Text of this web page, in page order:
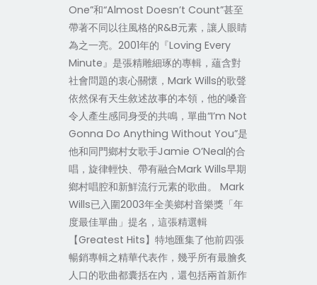
One”和“Almost Doesn’t Count”甚至
帶著不同以往風格的R&B元素，讓人眼睛
為之一亮。2001年的『Loving Every
Minute』是張精雕細琢的專輯，蘊含對
社會問題的衷心關懷，Mark Wills的歌聲
依然保有天生敘述故事的本領，他的嗓音
令人產生感同身受的共鳴，單曲“I’m Not
Gonna Do Anything Without You”是
他和同門鄉村女歌手Jamie O’Neal的合
唱，旋律輕快、帶有融合Mark Wills早期
鄉村唱腔和新鮮流行元素的歌曲。 Mark
Wills已入圍2003年全美鄉村音樂獎「年
度最佳單曲」提名，這張精選輯
【Greatest Hits】特地匯集了他前四張
暢銷專輯之精華代表作，幾乎所有最膾炙
人口的歌曲都囊括在內，還包括兩首新作